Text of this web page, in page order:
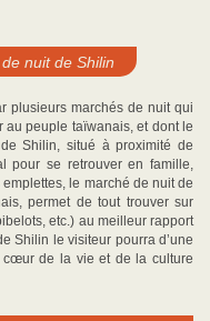
nuit de Shilin
plusieurs marchés de nuit qui
au peuple taïwanais, et dont le
Shilin, situé à proximité de
pour se retrouver en famille,
le marché de nuit de
permet de tout trouver sur
etc.) au meilleur rapport
Shilin le visiteur pourra d’une
cœur de la vie et de la culture